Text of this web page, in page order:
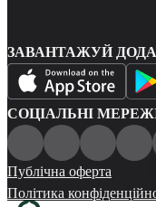
ЗАВАНТАЖУЙ
СОЦІАЛЬНІ
Публічна оферта
Політика